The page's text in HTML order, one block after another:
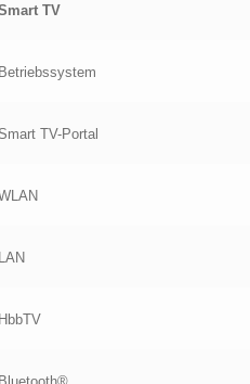
TV
Betriebssystem
TV-Portal
LAN
HbbTV